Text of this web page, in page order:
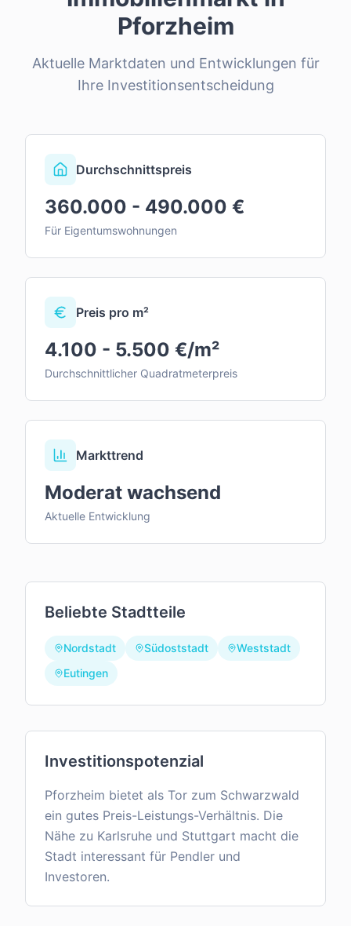
Pforzheim
Aktuelle Marktdaten und Entwicklungen für
Ihre Investitionsentscheidung
Durchschnittspreis
360.000 - 490.000 €
Für Eigentumswohnungen
Preis pro m²
4.100 - 5.500 €/m²
Durchschnittlicher Quadratmeterpreis
Markttrend
Moderat wachsend
Aktuelle Entwicklung
Beliebte Stadtteile
Nordstadt Südoststadt
Weststadt
Eutingen
Investitionspotenzial
Pforzheim bietet als Tor zum Schwarzwald
ein gutes Preis-Leistungs-Verhältnis. Die
Nähe zu Karlsruhe und Stuttgart macht die
Stadt interessant für Pendler und
Investoren.